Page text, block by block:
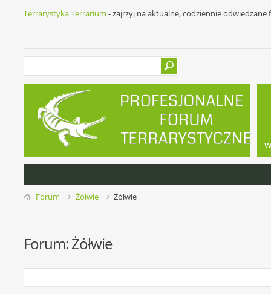
Terrarystyka Terrarium - zajrzyj na aktualne, codziennie
Forum Żółwie Żółwie
Forum:Żółwie